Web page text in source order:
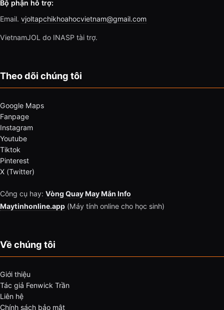
Bộ phận hỗ trợ:
Email. vjoltapchikhoahocvietnam@gmail.com
VietnamJOL do INASP tài trợ.
Theo dõi chúng tôi
Google Maps
Fanpage
Instagram
Youtube
Tiktok
Pinterest
X (Twitter)
Công cụ hay: Vòng Quay May Mắn Info
Maytinhonline.app (Máy tính online cho học sinh)
Về chúng tôi
Giới thiệu
Tác giả Fenwick Trần
Liên hệ
Chính sách bảo mật